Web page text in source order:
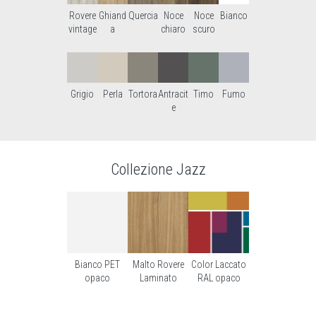
Rovere
vintage
Ghiand
a
Quercia
Noce
chiaro
Noce
scuro
Bianco
Grigio Perla TortoraAntracit
e
Timo Fumo
Collezione Jazz
Bianco PET
opaco
Malto Rovere
Laminato
Color Laccato
RAL opaco